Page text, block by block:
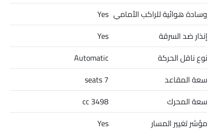
وسادة هوائية للراكب الأمامي Yes
إنذار ضد السرقة
Yes
نوع ناقل الحركة
Automatic
سعة المقاعد
7 seats
سعة المحرك
3498 cc
مؤشر تغيير المسار
Yes